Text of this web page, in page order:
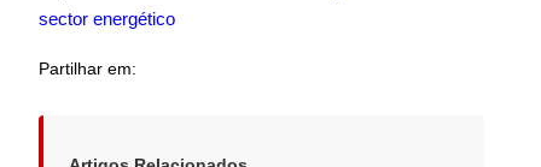
sector energético
Partilhar em: